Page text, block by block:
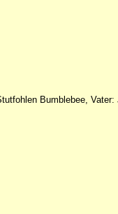
Bumblebee,